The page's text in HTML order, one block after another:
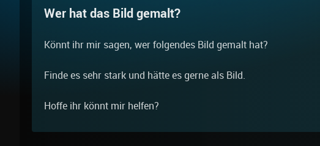
Wer hat das Bild gemalt?
Könnt ihr mir sagen, wer folgendes Bild gemalt hat?
Finde es sehr stark und hätte es gerne als Bild.
Hoffe ihr könnt mir helfen?